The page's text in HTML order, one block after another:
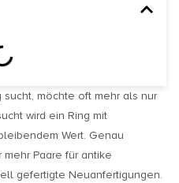
möchte oft mehr als nur
wird ein Ring mit
Wert. Genau
Paare für antike
gefertigte Neuanfertigungen.